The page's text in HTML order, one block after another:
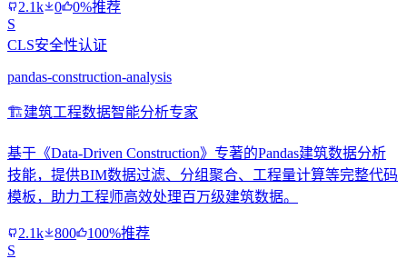
2.1k 0
0%推荐
S
CLS安全性认证
pandas-construction-analysis
🏗️建筑工程数据智能分析专家
基于《Data-Driven Construction》专著的Pandas建筑数据分析
技能，提供BIM数据过滤、分组聚合、工程量计算等完整代码
模板，助力工程师高效处理百万级建筑数据。
2.1k 800
100%推荐
S